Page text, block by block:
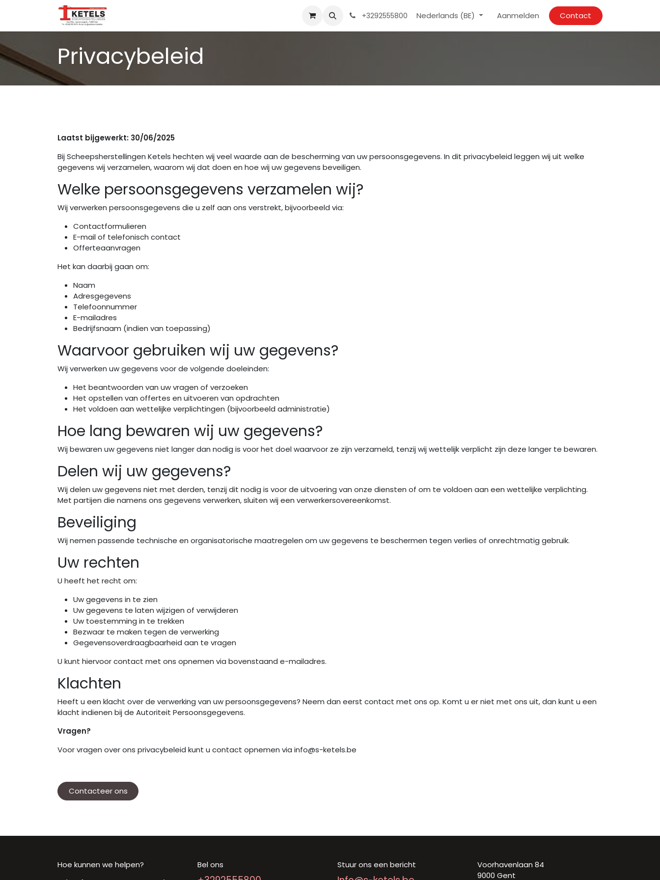
Overslaan naar inhoud
+3292555800 Nederlands (BE) Aanmelden Contact
Privacybeleid
Laatst bijgewerkt: 30/06/2025
Bij Scheepsherstellingen Ketels hechten wij veel waarde aan de bescherming van uw persoonsgegevens. In dit privacybeleid leggen wij uit welke
gegevens wij verzamelen, waarom wij dat doen en hoe wij uw gegevens beveiligen.
Welke persoonsgegevens verzamelen wij?
Wij verwerken persoonsgegevens die u zelf aan ons verstrekt, bijvoorbeeld via:
Contactformulieren
E-mail of telefonisch contact
Offerteaanvragen
Het kan daarbij gaan om:
Naam
Adresgegevens
Telefoonnummer
E-mailadres
Bedrijfsnaam (indien van toepassing)
Waarvoor gebruiken wij uw gegevens?
Wij verwerken uw gegevens voor de volgende doeleinden:
Het beantwoorden van uw vragen of verzoeken
Het opstellen van offertes en uitvoeren van opdrachten
Het voldoen aan wettelijke verplichtingen (bijvoorbeeld administratie)
Hoe lang bewaren wij uw gegevens?
Wij bewaren uw gegevens niet langer dan nodig is voor het doel waarvoor ze zijn verzameld, tenzij wij wettelijk verplicht zijn deze langer te bewaren.
Delen wij uw gegevens?
Wij delen uw gegevens niet met derden, tenzij dit nodig is voor de uitvoering van onze diensten of om te voldoen aan een wettelijke verplichting.
Met partijen die namens ons gegevens verwerken, sluiten wij een verwerkersovereenkomst.
Beveiliging
Wij nemen passende technische en organisatorische maatregelen om uw gegevens te beschermen tegen verlies of onrechtmatig gebruik.
Uw rechten
U heeft het recht om:
Uw gegevens in te zien
Uw gegevens te laten wijzigen of verwijderen
Uw toestemming in te trekken
Bezwaar te maken tegen de verwerking
Gegevensoverdraagbaarheid aan te vragen
U kunt hiervoor contact met ons opnemen via bovenstaand e-mailadres.
Klachten
Heeft u een klacht over de verwerking van uw persoonsgegevens? Neem dan eerst contact met ons op. Komt u er niet met ons uit, dan kunt u een
klacht indienen bij de Autoriteit Persoonsgegevens.
Vragen?
Voor vragen over ons privacybeleid kunt u contact opnemen via info@s-ketels.be
Contacteer ons
Hoe kunnen we helpen? Bel ons Stuur ons een bericht
Voorhavenlaan 84
9000 Gent